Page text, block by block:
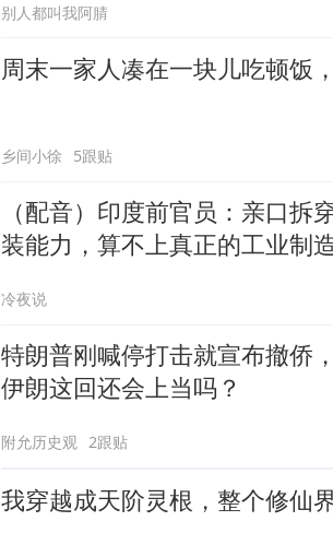
别人都叫我阿腈
周末一家人凑在一块儿吃顿饭
乡间小徐 5跟贴
（配音）印度前官员：亲口拆
装能力，算不上真正的工业制
冷夜说
特朗普刚喊停打击就宣布撤侨
伊朗这回还会上当吗？
附允历史观 2跟贴
我穿越成天阶灵根，整个修仙